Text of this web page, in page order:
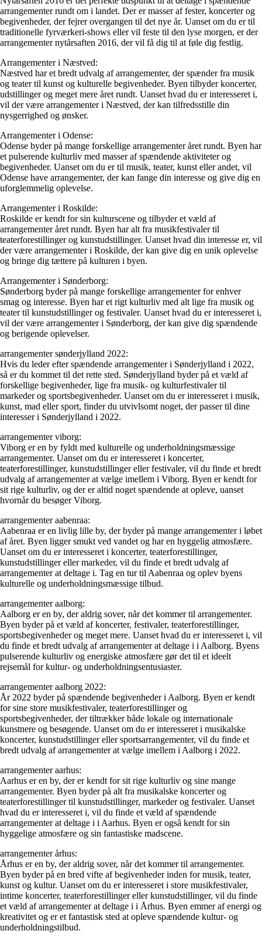
arrangementer rundt om i landet. Der er masser af fester, koncerter og
begivenheder, der fejrer overgangen til det nye år. Uanset om du er til
traditionelle fyrværkeri-shows eller vil feste til den lyse morgen, er der
arrangementer nytårsaften 2016, der vil få dig til at føle dig festlig.
Arrangementer i Næstved:
Næstved har et bredt udvalg af arrangementer, der spænder fra musik
og teater til kunst og kulturelle begivenheder. Byen tilbyder koncerter,
udstillinger og meget mere året rundt. Uanset hvad du er interesseret i,
vil der være arrangementer i Næstved, der kan tilfredsstille din
nysgerrighed og ønsker.
Arrangementer i Odense:
Odense byder på mange forskellige arrangementer året rundt. Byen har
et pulserende kulturliv med masser af spændende aktiviteter og
begivenheder. Uanset om du er til musik, teater, kunst eller andet, vil
Odense have arrangementer, der kan fange din interesse og give dig en
uforglemmelig oplevelse.
Arrangementer i Roskilde:
Roskilde er kendt for sin kulturscene og tilbyder et væld af
arrangementer året rundt. Byen har alt fra musikfestivaler til
teaterforestillinger og kunstudstillinger. Uanset hvad din interesse er, vil
der være arrangementer i Roskilde, der kan give dig en unik oplevelse
og bringe dig tættere på kulturen i byen.
Arrangementer i Sønderborg:
Sønderborg byder på mange forskellige arrangementer for enhver
smag og interesse. Byen har et rigt kulturliv med alt lige fra musik og
teater til kunstudstillinger og festivaler. Uanset hvad du er interesseret i,
vil der være arrangementer i Sønderborg, der kan give dig spændende
og berigende oplevelser.
arrangementer sønderjylland 2022:
Hvis du leder efter spændende arrangementer i Sønderjylland i 2022,
så er du kommet til det rette sted. Sønderjylland byder på et væld af
forskellige begivenheder, lige fra musik- og kulturfestivaler til
markeder og sportsbegivenheder. Uanset om du er interesseret i musik,
kunst, mad eller sport, finder du utvivlsomt noget, der passer til dine
interesser i Sønderjylland i 2022.
arrangementer viborg:
Viborg er en by fyldt med kulturelle og underholdningsmæssige
arrangementer. Uanset om du er interesseret i koncerter,
teaterforestillinger, kunstudstillinger eller festivaler, vil du finde et bredt
udvalg af arrangementer at vælge imellem i Viborg. Byen er kendt for
sit rige kulturliv, og der er altid noget spændende at opleve, uanset
hvornår du besøger Viborg.
arrangementer aabenraa:
Aabenraa er en livlig lille by, der byder på mange arrangementer i løbet
af året. Byen ligger smukt ved vandet og har en hyggelig atmosfære.
Uanset om du er interesseret i koncerter, teaterforestillinger,
kunstudstillinger eller markeder, vil du finde et bredt udvalg af
arrangementer at deltage i. Tag en tur til Aabenraa og oplev byens
kulturelle og underholdningsmæssige tilbud.
arrangementer aalborg:
Aalborg er en by, der aldrig sover, når det kommer til arrangementer.
Byen byder på et væld af koncerter, festivaler, teaterforestillinger,
sportsbegivenheder og meget mere. Uanset hvad du er interesseret i, vil
du finde et bredt udvalg af arrangementer at deltage i i Aalborg. Byens
pulserende kulturliv og energiske atmosfære gør det til et ideelt
rejsemål for kultur- og underholdningsentusiaster.
arrangementer aalborg 2022:
År 2022 byder på spændende begivenheder i Aalborg. Byen er kendt
for sine store musikfestivaler, teaterforestillinger og
sportsbegivenheder, der tiltrækker både lokale og internationale
kunstnere og besøgende. Uanset om du er interesseret i musikalske
koncerter, kunstudstillinger eller sportsarrangementer, vil du finde et
bredt udvalg af arrangementer at vælge imellem i Aalborg i 2022.
arrangementer aarhus:
Aarhus er en by, der er kendt for sit rige kulturliv og sine mange
arrangementer. Byen byder på alt fra musikalske koncerter og
teaterforestillinger til kunstudstillinger, markeder og festivaler. Uanset
hvad du er interesseret i, vil du finde et væld af spændende
arrangementer at deltage i i Aarhus. Byen er også kendt for sin
hyggelige atmosfære og sin fantastiske madscene.
arrangementer århus:
Århus er en by, der aldrig sover, når det kommer til arrangementer.
Byen byder på en bred vifte af begivenheder inden for musik, teater,
kunst og kultur. Uanset om du er interesseret i store musikfestivaler,
intime koncerter, teaterforestillinger eller kunstudstillinger, vil du finde
et væld af arrangementer at deltage i i Århus. Byen emmer af energi og
kreativitet og er et fantastisk sted at opleve spændende kultur- og
underholdningstilbud.